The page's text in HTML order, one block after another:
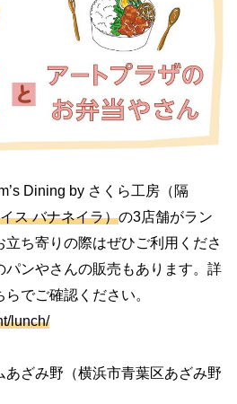
Dining by さくら工房（隔
ス バナネイラ）の3店舗がラン
ち寄りの際はぜひご利用くださ
パンやさんの販売もあります。詳
でご確認ください。
lunch/
ざみ野（横浜市青葉区あざみ野